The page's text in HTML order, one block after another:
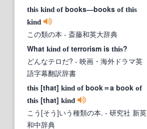
this kind ofbooks―books of this
kind
この類の本 - 斎藤和英大辞典
What kind ofterrorism is this?
どんなテロだ? - 映画・海外ドラマ英
語字幕翻訳辞書
this [that] kind ofbook＝a book of
this [that] kind
こう[そう]いう種類の本. - 研究社 新英
和中辞典